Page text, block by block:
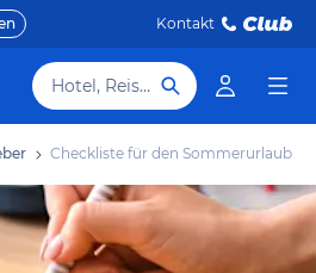
Kontakt
Hotel, Reiseziel
Checkliste für den Sommerurlaub